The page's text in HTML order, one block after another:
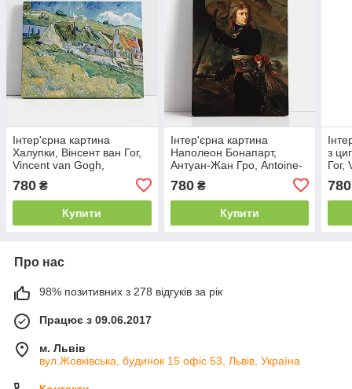
Інтер'єрна картина
Халупки, Вінсент ван Гог,
Vincent van Gogh,
интер'єрний декор, 45×60
см
780 ₴
Купити
Інтер'єрна картина
Наполеон Бонапарт,
Антуан-Жан Гро, Antoine-
интер'єрний декор, 60×45
см
780₴
Купити
з
Гог,
см
780
Про нас
98% позитивних з 278 відгуків за рік
Працює з 09.06.2017
м. Львів
вул.Жовківська, будинок 15 офіс 53, Львів, Україна